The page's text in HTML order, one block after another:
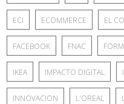
ECI ECOMMERCE EL
FACEBOOK FNAC
IKEA IMPACTO DIGITAL
INNOVACION L'OREAL